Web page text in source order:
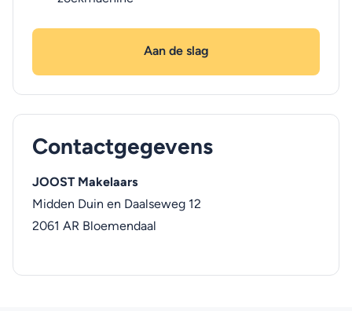
Aan de slag
Contactgegevens
JOOST Makelaars
Midden Duin en Daalseweg 12
2061 AR Bloemendaal